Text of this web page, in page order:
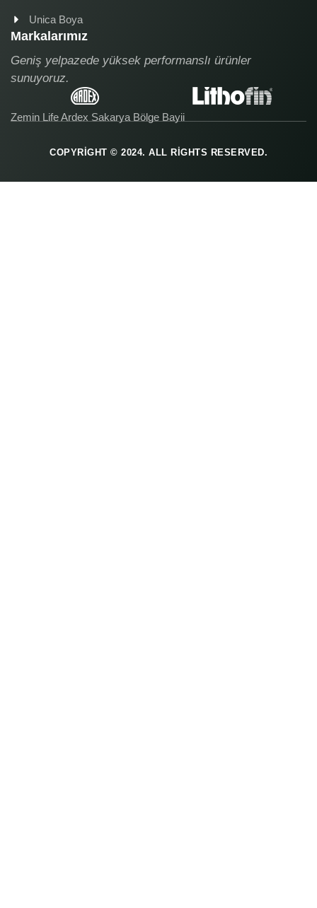
Unica Boya
Markalarımız
Geniş yelpazede yüksek performanslı ürünler
sunuyoruz.
Zemin Life Ardex Sakarya Bölge Bayii
COPYRIGHT © 2024. ALL RIGHTS RESERVED.